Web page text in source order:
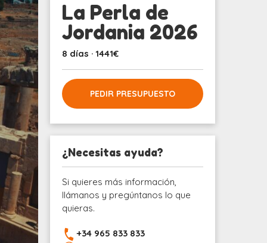
La Perla de
Jordania 2026
8 días · 1441€
PEDIR PRESUPUESTO
¿Necesitas ayuda?
Si quieres más información,
llámanos y pregúntanos lo que
quieras.
+34 965 833 833